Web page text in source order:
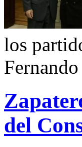
los
del